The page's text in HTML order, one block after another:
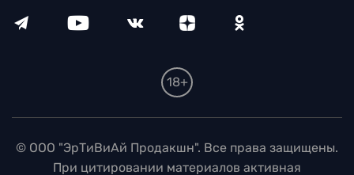
18+
© ООО "ЭрТиВиАй Продакшн". Все права защищены.
При цитировании материалов активная